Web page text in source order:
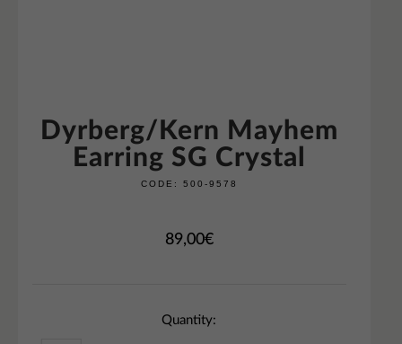
Dyrberg/Kern Mayhem
Earring SG Crystal
CODE: 500-9578
89,00€
Quantity: